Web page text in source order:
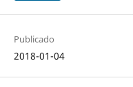
Publicado
2018-01-04